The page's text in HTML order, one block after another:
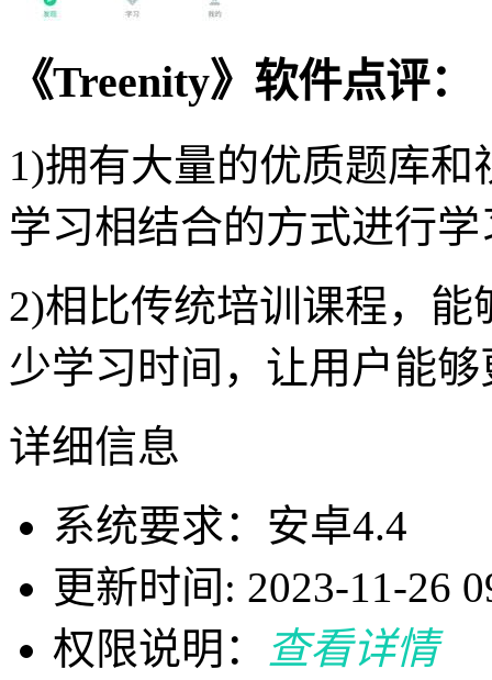
《Treenity》软件点评：
1)拥有大量的优质题库
学习相结合的方式进行
2)相比传统培训课程，
少学习时间，让用户能
详细信息
系统要求：安卓4.4
更新时间: 2023-11-26
权限说明：
查看详情